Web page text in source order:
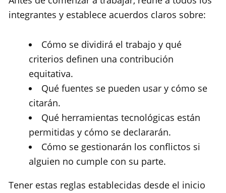
integrantes y establece acuerdos claros sobre:
Cómo se dividirá el trabajo y qué
criterios definen una contribución
equitativa.
Qué fuentes se pueden usar y cómo se
citarán.
Qué herramientas tecnológicas están
permitidas y cómo se declararán.
Cómo se gestionarán los conflictos si
alguien no cumple con su parte.
Tener estas reglas establecidas desde el inicio